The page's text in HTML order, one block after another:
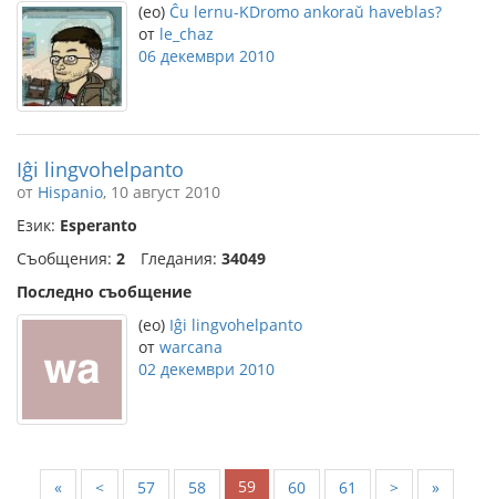
(eo) Ĉu lernu-KDromo ankoraŭ haveblas?
от le_chaz
06 декември 2010
Iĝi lingvohelpanto
от Hispanio, 10 август 2010
Език: Esperanto
Съобщения: 2 Гледания: 34049
Последно съобщение
(eo) Iĝi lingvohelpanto
от warcana
02 декември 2010
« < 57 58 59 60 61 > »